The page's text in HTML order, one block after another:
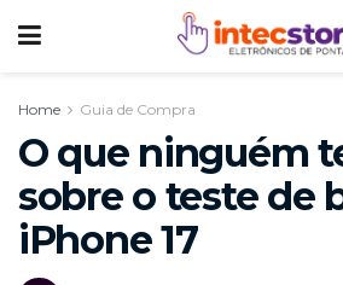
Home Guia de Compra
O que ninguém
sobre o teste de
iPhone 17